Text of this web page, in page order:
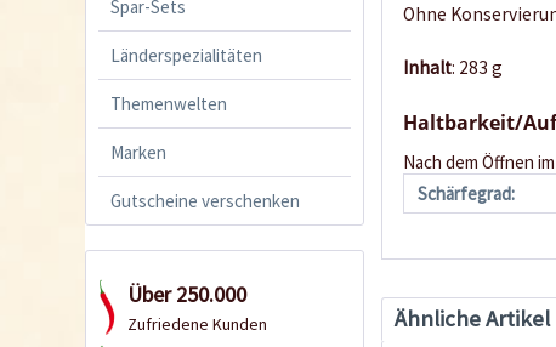
Spar-Sets
Länderspezialitäten
Themenwelten
Marken
Gutscheine verschenken
Über 250.000
Zufriedene Kunden
Ohne
Inhalt: 283 g
Haltbarkeit/
Nach dem Öffnen
Schärfegrad:
Ähnliche Artikel